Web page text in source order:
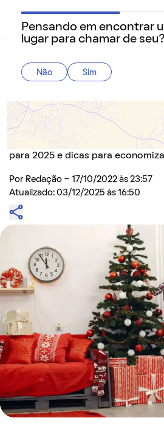
QuintoAndar Guias -
Decoração de Natal: 10
estilosas para transformar
Veja como criar uma decoração
cheia de personalidade com
para 2025 e dicas para
Por Redação - 17/10/2022 às 23:57
Atualizado: 03/12/2025 às 16:50
Pensando em encontrar
lugar para chamar de seu?
Não Sim